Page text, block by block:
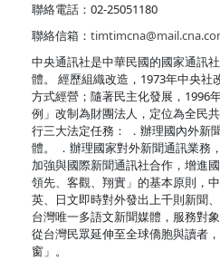
聯絡電話：02-25051180
聯絡信箱：
中央通訊社是中華民國的國家通訊
體。 經歷組織改造，1973年中央社
方式經營；隨著民主化發展，1996
例」改制為財團法人，定位為全民
行三大法定任務： ．辦理國內外新
體。 ．辦理國家對外新聞通訊業務
加強與國際新聞通訊社合作，增進
領先、客觀、翔實」的基本原則，
英、日文即時對外發出上千則新聞
台灣唯一多語文新聞媒體，服務對
從台灣民眾延伸至全球僑胞與讀者
窗」。